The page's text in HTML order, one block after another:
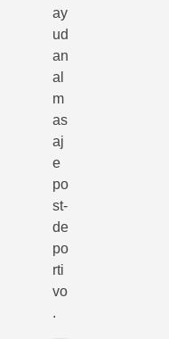
ay
ud
an
al
m
as
aj
e
po
st-
de
po
rti
vo
.